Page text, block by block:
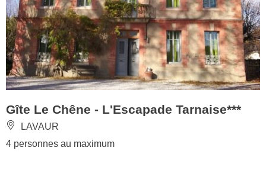
Gîte Le Chêne - L'Escapade Tarnaise***
LAVAUR
4 personnes au maximum